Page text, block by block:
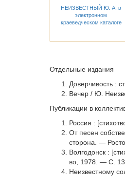
НЕИЗВЕСТНЫЙ Ю. А. в
электронном
краеведческом каталоге
Отдельные издания
Доверчивость :
Вечер / Ю.
Публикации в
Россия :
От песен
сторона. —
Волгодонск :
во, 1978. — С.
Неизвестному